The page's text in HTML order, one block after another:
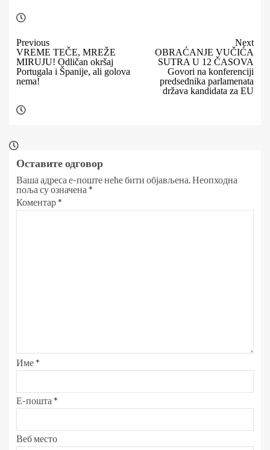
Previous
VREME TEČE, MREŽE
MIRUJU! Odličan okršaj
Portugala i Španije, ali golova
nema!
Next
OBRAĆANJE VUČIĆA
SUTRA U 12 ČASOVA
Govori na konferenciji
predsednika parlamenata
država kandidata za EU
Оставите одговор
Ваша адреса е-поште неће бити објављена. Неопходна
поља су означена *
Коментар*
Име*
Е-пошта *
Веб место